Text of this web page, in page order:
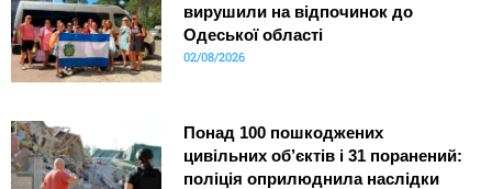
вирушили на відпочинок до
Одеської області
02/08/2026
Понад 100 пошкоджених
цивільних об’єктів і 31 поранений:
поліція оприлюднила наслідки